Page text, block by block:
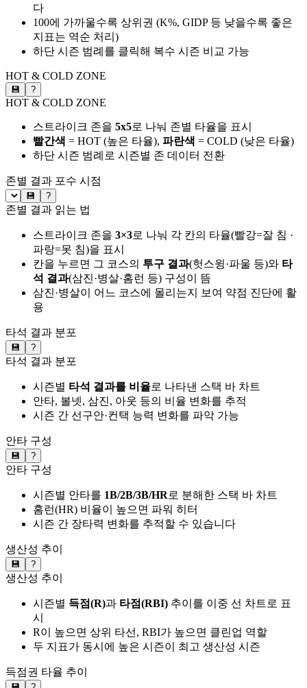
다
100에 가까울수록 상위권 (K%, GIDP 등 낮을수록 좋은
지표는 역순 처리)
하단 시즌 범례를 클릭해 복수 시즌 비교 가능
HOT & COLD ZONE
💾 ?
HOT & COLD ZONE
스트라이크 존을 5x5로 나눠 존별 타율을 표시
빨간색 = HOT (높은 타율), 파란색 = COLD (낮은 타율)
하단 시즌 범례로 시즌별 존 데이터 전환
존별 결과 포수 시점
💾 ?
존별 결과 읽는 법
스트라이크 존을 3×3로 나눠 각 칸의 타율(빨강=잘 침 ·
파랑=못 침)을 표시
칸을 누르면 그 코스의 투구 결과(헛스윙·파울 등)와 타
석 결과(삼진·병살·홈런 등) 구성이 뜸
삼진·병살이 어느 코스에 몰리는지 보여 약점 진단에 활
용
타석 결과 분포
💾 ?
타석 결과 분포
시즌별 타석 결과를 비율로 나타낸 스택 바 차트
안타, 볼넷, 삼진, 아웃 등의 비율 변화를 추적
시즌 간 선구안·컨택 능력 변화를 파악 가능
안타 구성
💾 ?
안타 구성
시즌별 안타를 1B/2B/3B/HR로 분해한 스택 바 차트
홈런(HR) 비율이 높으면 파워 히터
시즌 간 장타력 변화를 추적할 수 있습니다
생산성 추이
💾 ?
생산성 추이
시즌별 득점(R)과 타점(RBI) 추이를 이중 선 차트로 표
시
R이 높으면 상위 타선, RBI가 높으면 클린업 역할
두 지표가 동시에 높은 시즌이 최고 생산성 시즌
득점권 타율 추이